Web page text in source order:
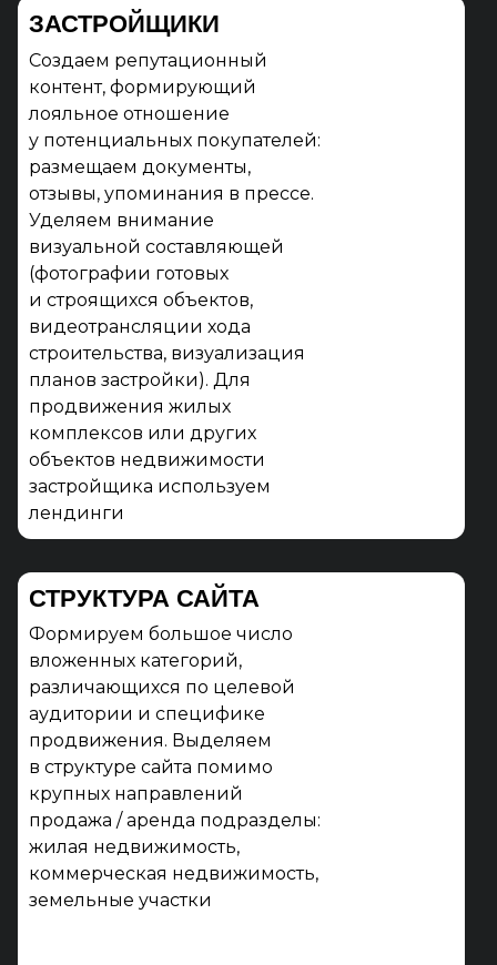
ЗАСТРОЙЩИКИ
Создаем репутационный
контент, формирующий
лояльное отношение
у потенциальных покупателей:
размещаем документы,
отзывы, упоминания в прессе.
Уделяем внимание
визуальной составляющей
(фотографии готовых
и строящихся объектов,
видеотрансляции хода
строительства, визуализация
планов застройки). Для
продвижения жилых
комплексов или других
объектов недвижимости
застройщика используем
лендинги
СТРУКТУРА САЙТА
Формируем большое число
вложенных категорий,
различающихся по целевой
аудитории и специфике
продвижения. Выделяем
в структуре сайта помимо
крупных направлений
продажа / аренда подразделы:
жилая недвижимость,
коммерческая недвижимость,
земельные участки